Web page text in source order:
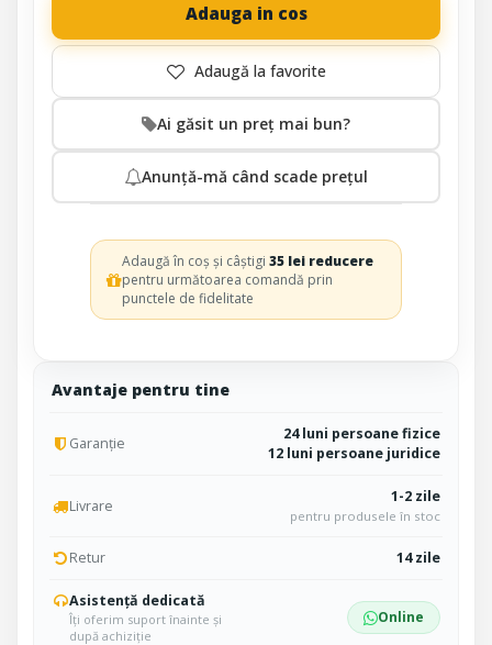
Avantaje pentru tine
Garanție
24 luni persoane fizice
12 luni persoane juridice
Livrare 1-2 zile
pentru produsele în stoc
Retur 14 zile
Asistență dedicată
Îți oferim suport înainte și
după achiziție
Online
Adauga in cos
Ai găsit un preț mai bun?
Anunță-mă când scade prețul
Adaugă în coș și câștigi35 lei reducere
pentru următoarea comandă prin
punctele de fidelitate